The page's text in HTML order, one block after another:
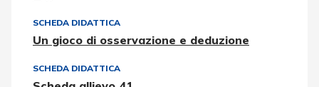
SCHEDA DIDATTICA
Un gioco di osservazione e deduzione
SCHEDA DIDATTICA